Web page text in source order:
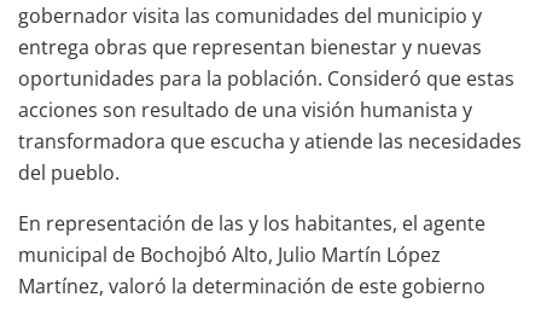
gobernador visita las comunidades del municipio y
entrega obras que representan bienestar y nuevas
oportunidades para la población. Consideró que estas
acciones son resultado de una visión humanista y
transformadora que escucha y atiende las necesidades
del pueblo.
En representación de las y los habitantes, el agente
municipal de Bochojbó Alto, Julio Martín López
Martínez, valoró la determinación de este gobierno